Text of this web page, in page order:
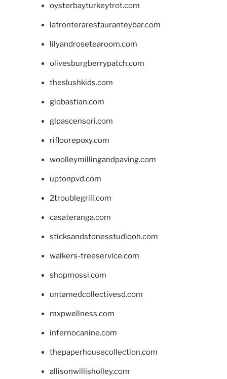
oysterbayturkeytrot.com
lafronterarestauranteybar.com
lilyandrosetearoom.com
olivesburgberrypatch.com
theslushkids.com
giobastian.com
glpascensori.com
rifloorepoxy.com
woolleymillingandpaving.com
uptonpvd.com
2troublegrill.com
casateranga.com
sticksandstonesstudiooh.com
walkers-treeservice.com
shopmossi.com
untamedcollectivesd.com
mxpwellness.com
infernocanine.com
thepaperhousecollection.com
allisonwillisholley.com